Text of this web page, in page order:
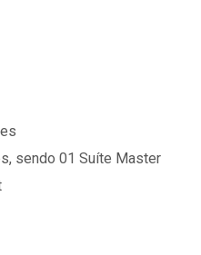
sendo 01 Suíte Master